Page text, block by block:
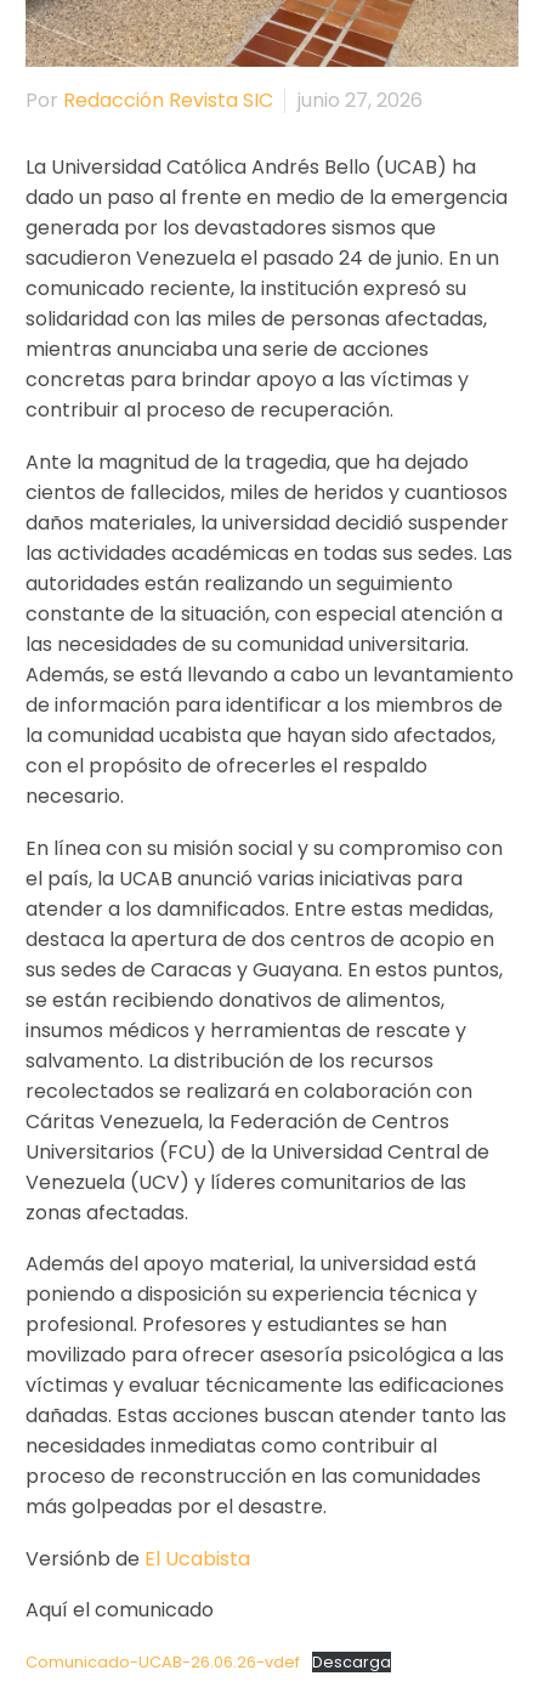
Por Redacción Revista SIC junio 27, 2026
La Universidad Católica Andrés Bello (UCAB) ha
dado un paso al frente en medio de la emergencia
generada por los devastadores sismos que
sacudieron Venezuela el pasado 24 de junio. En un
comunicado reciente, la institución expresó su
solidaridad con las miles de personas afectadas,
mientras anunciaba una serie de acciones
concretas para brindar apoyo a las víctimas y
contribuir al proceso de recuperación.
Ante la magnitud de la tragedia, que ha dejado
cientos de fallecidos, miles de heridos y cuantiosos
daños materiales, la universidad decidió suspender
las actividades académicas en todas sus sedes. Las
autoridades están realizando un seguimiento
constante de la situación, con especial atención a
las necesidades de su comunidad universitaria.
Además, se está llevando a cabo un levantamiento
de información para identificar a los miembros de
la comunidad ucabista que hayan sido afectados,
con el propósito de ofrecerles el respaldo
necesario.
En línea con su misión social y su compromiso con
el país, la UCAB anunció varias iniciativas para
atender a los damnificados. Entre estas medidas,
destaca la apertura de dos centros de acopio en
sus sedes de Caracas y Guayana. En estos puntos,
se están recibiendo donativos de alimentos,
insumos médicos y herramientas de rescate y
salvamento. La distribución de los recursos
recolectados se realizará en colaboración con
Cáritas Venezuela, la Federación de Centros
Universitarios (FCU) de la Universidad Central de
Venezuela (UCV) y líderes comunitarios de las
zonas afectadas.
Además del apoyo material, la universidad está
poniendo a disposición su experiencia técnica y
profesional. Profesores y estudiantes se han
movilizado para ofrecer asesoría psicológica a las
víctimas y evaluar técnicamente las edificaciones
dañadas. Estas acciones buscan atender tanto las
necesidades inmediatas como contribuir al
proceso de reconstrucción en las comunidades
más golpeadas por el desastre.
Versiónb de El Ucabista
Aquí el comunicado
Comunicado-UCAB-26.06.26-vdef Descarga